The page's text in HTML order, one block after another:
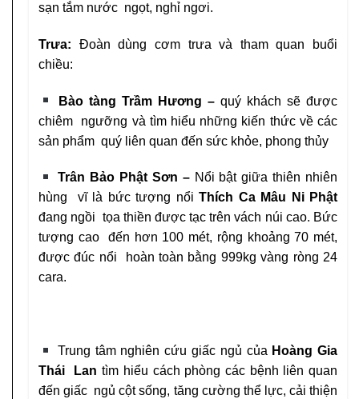
sạn tắm nước ngọt, nghỉ ngơi.
Trưa: Đoàn dùng cơm trưa và tham quan buổi
chiều:
Bào tàng Trầm Hương –quý khách sẽ được
chiêm ngưỡng và tìm hiểu những kiến thức về các
sản phẩm quý liên quan đến sức khỏe, phong thủy
Trân Bảo Phật Sơn – Nổi bật giữa thiên nhiên
hùng vĩ là bức tượng nổiThích Ca Mâu Ni Phật
đang ngồi tọa thiền được tạc trên vách núi cao. Bức
tượng cao đến hơn 100 mét, rộng khoảng 70 mét,
được đúc nổi hoàn toàn bằng 999kg vàng ròng 24
cara.
Trung tâm nghiên cứu giấc ngủ của Hoàng Gia
Thái Lantìm hiểu cách phòng các bệnh liên quan
đến giấc ngủ cột sống, tăng cường thể lực, cải thiện